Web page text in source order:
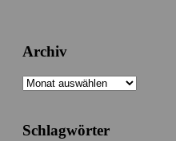
Archiv
Archiv
Schlagwörter